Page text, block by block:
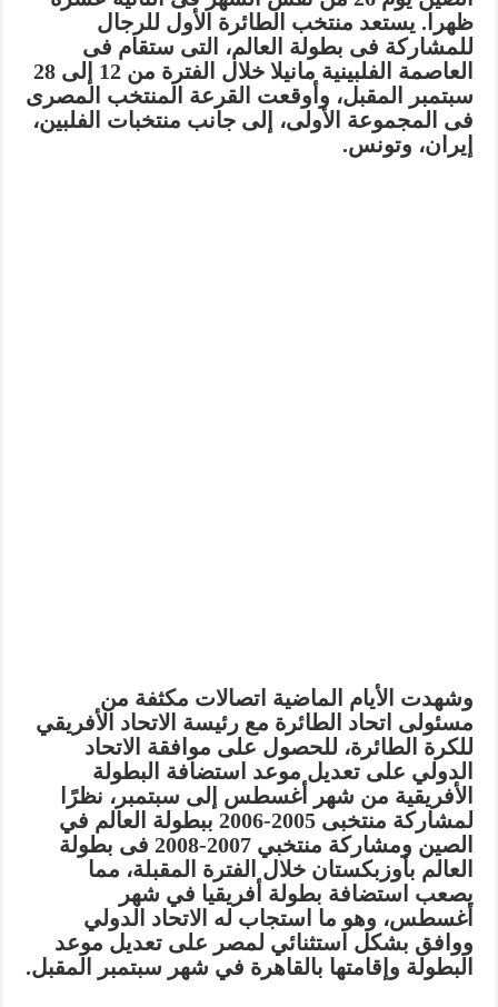
ظهرا. يستعد منتخب الطائرة الأول للرجال
للمشاركة فى بطولة العالم، التى ستقام فى
العاصمة الفلبينية مانيلا خلال الفترة من 12 إلى 28
سبتمبر المقبل، وأوقعت القرعة المنتخب المصرى
فى المجموعة الأولى، إلى جانب منتخبات الفلبين،
إيران، وتونس.
وشهدت الأيام الماضية اتصالات مكثفة من
مسئولى اتحاد الطائرة مع رئيسة الاتحاد الأفريقي
للكرة الطائرة، للحصول على موافقة الاتحاد
الدولي على تعديل موعد استضافة البطولة
الأفريقية من شهر أغسطس إلى سبتمبر، نظرًا
لمشاركة منتخبى 2005-2006 ببطولة العالم في
الصين ومشاركة منتخبي 2007-2008 فى بطولة
العالم بأوزبكستان خلال الفترة المقبلة، مما
يصعب استضافة بطولة أفريقيا في شهر
أغسطس، وهو ما استجاب له الاتحاد الدولي
ووافق بشكل استثنائي لمصر على تعديل موعد
البطولة وإقامتها بالقاهرة في شهر سبتمبر المقبل.